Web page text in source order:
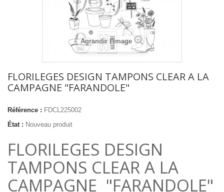
Agrandir l'image
FLORILEGES DESIGN TAMPONS CLEAR A LA
CAMPAGNE "FARANDOLE"
Référence : FDCL225002
État : Nouveau produit
FLORILEGES DESIGN
TAMPONS CLEAR A LA
CAMPAGNE "FARANDOLE"